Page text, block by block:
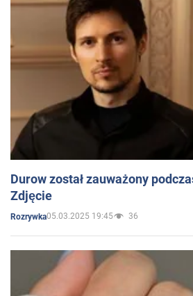
Durow został zauważony
Zdjęcie
Rozrywka05.03.2025 19:45 36